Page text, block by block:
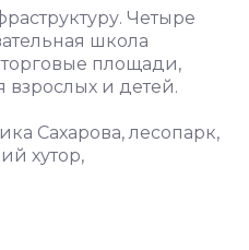
Четыре
школа
площади,
взрослых и детей.
Сахарова, лесопарк,
хутор,